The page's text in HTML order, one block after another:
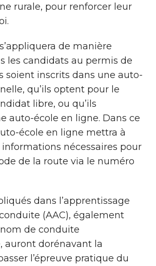
rurale, pour renforcer leur
de manière
les candidats au permis de
soient inscrits dans une auto-
qu’ils optent pour le
libre, ou qu’ils
auto-école en ligne. Dans ce
école en ligne mettra à
nécessaires pour
de la route via le numéro
dans l’apprentissage
(AAC), également
de conduite
auront dorénavant la
l’épreuve pratique du